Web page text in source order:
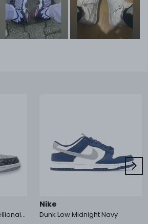
Air Jordan 1 Retro Rebellionaire
Nike
Dunk Low Midnight Navy